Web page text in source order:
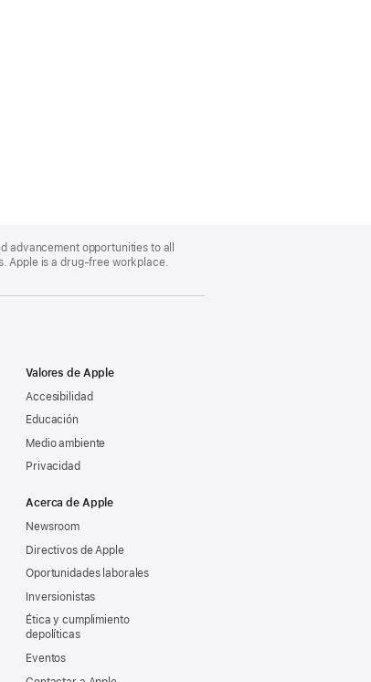
advancement opportunities to all
Apple is a drug-free workplace.
Valores de Apple
Accesibilidad
Educación
Medio ambiente
Privacidad
Acerca de Apple
Newsroom
Directivos de Apple
Oportunidades laborales
Inversionistas
Ética y cumplimiento
depolíticas
Eventos